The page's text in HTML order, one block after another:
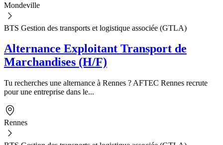
Mondeville
BTS Gestion des transports et logistique associée (GTLA)
Alternance Exploitant Transport de
Marchandises (H/F)
Tu recherches une alternance à Rennes ? AFTEC Rennes recrute
pour une entreprise dans le...
Rennes